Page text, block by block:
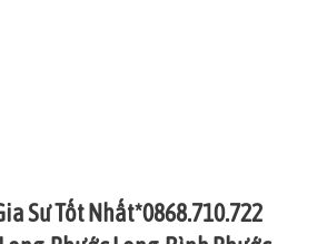
Sư Tốt Nhất*0868.710.722